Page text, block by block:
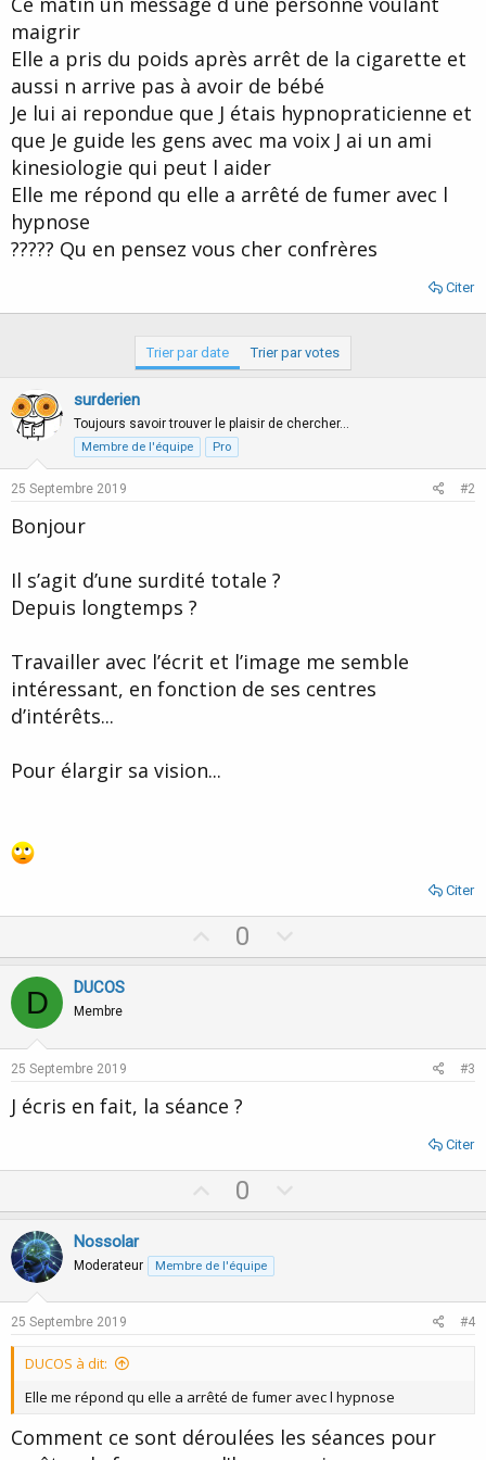
d
e
l
a
d
i
c
u
s
s
i
o
t
maigrir
Elle a pris du poids après arrêt de la cigarette et
aussi n arrive pas à avoir de bébé
Je lui ai repondue que J étais hypnopraticienne et
que Je guide les gens avec ma voix J ai un ami
kinesiologie qui peut l aider
Elle me répond qu elle a arrêté de fumer avec l
hypnose
????? Qu en pensez vous cher confrères
Citer
Trier par date Trier par votes
surderien
Toujours savoir trouver le plaisir de chercher…
Membre de l'équipe Pro
25 Septembre 2019 #2
Bonjour
Il s’agit d’une surdité totale ?
Depuis longtemps ?
Travailler avec l’écrit et l’image me semble
intéressant, en fonction de ses centres
d’intérêts...
Pour élargir sa vision...
Citer
p
0
o
D DUCOS
Membre
25 Septembre 2019 #3
J écris en fait, la séance ?
Citer
p
o
t
0
o
v
Nossolar
Moderateur Membre de l'équipe
25 Septembre 2019 #4
DUCOS à dit:
Elle me répond qu elle a arrêté de fumer avec l hypnose
Comment ce sont déroulées les séances pour